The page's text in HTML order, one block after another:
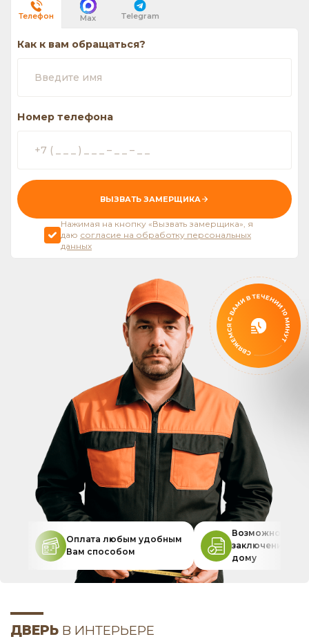
Телефон Max Telegram
Как к вам обращаться?
Номер телефона
ВЫЗВАТЬ ЗАМЕРЩИКА
Нажимая на кнопку «Вызвать замерщика», я
даю согласие на обработку персональных
данных
Оплата любым удобным
Вам способом
Возможность
заключения
дому
ДВЕРЬ В ИНТЕРЬЕРЕ